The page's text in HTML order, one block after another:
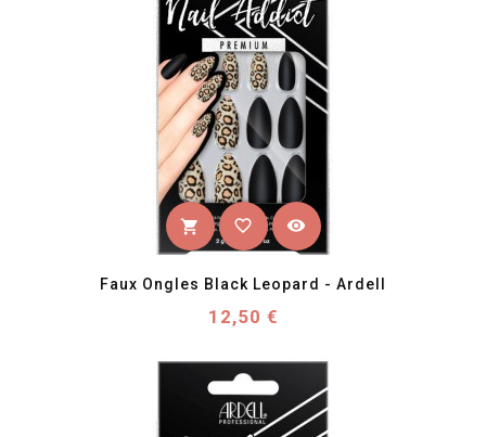
shopping_cart favorite_border visibility
Faux Ongles Black Leopard - Ardell
Prix
12,50 €